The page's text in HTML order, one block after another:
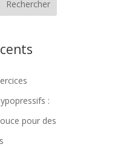
:
pour des